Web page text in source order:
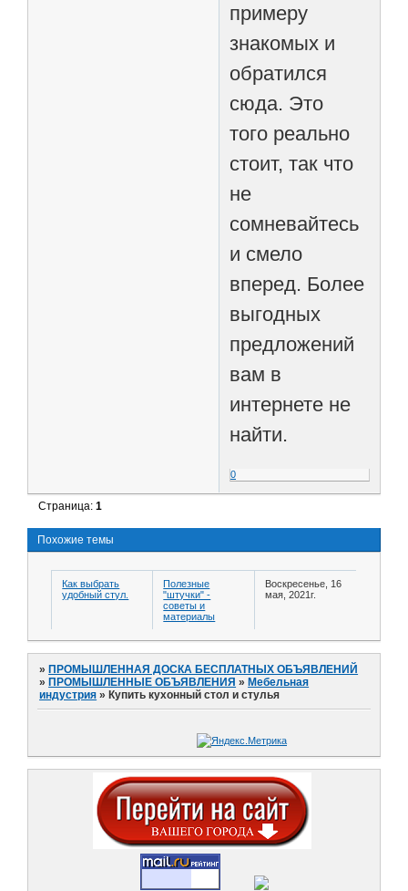
примеру
знакомых и
обратился
сюда. Это
того реально
стоит, так что
не
сомневайтесь
и смело
вперед. Более
выгодных
предложений
вам в
интернете не
найти.
0
Страница:1
Похожие темы
Как выбрать
удобный стул.
Полезные
"штучки" -
советы и
материалы
Воскресенье, 16
мая, 2021г.
»ПРОМЫШЛЕННАЯ ДОСКА БЕСПЛАТНЫХ ОБЪЯВЛЕНИЙ
»ПРОМЫШЛЕННЫЕ ОБЪЯВЛЕНИЯ »Мебельная
индустрия »Купить кухонный стол и стулья